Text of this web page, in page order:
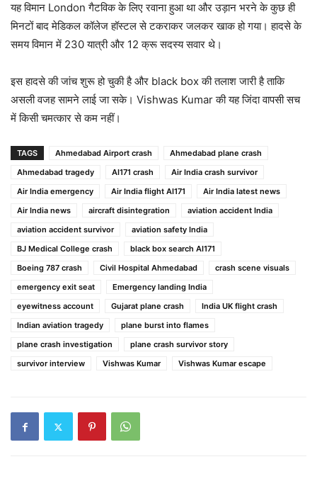
यह विमान London गैटविक के लिए रवाना हुआ था और उड़ान भरने के कुछ ही
मिनटों बाद मेडिकल कॉलेज हॉस्टल से टकराकर जलकर खाक हो गया। हादसे के
समय विमान में 230 यात्री और 12 क्रू सदस्य सवार थे।
इस हादसे की जांच शुरू हो चुकी है और black box की तलाश जारी है ताकि
असली वजह सामने लाई जा सके। Vishwas Kumar की यह जिंदा वापसी सच
में किसी चमत्कार से कम नहीं।
TAGS Ahmedabad Airport crash
Ahmedabad plane crash
Ahmedabad tragedy
AI171 crash
Air India crash survivor
Air India emergency
Air India flight AI171
Air India latest news
Air India news
aircraft disintegration
aviation accident India
aviation accident survivor
aviation safety India
BJ Medical College crash
black box search AI171
Boeing 787 crash
Civil Hospital Ahmedabad
crash scene visuals
emergency exit seat
Emergency landing India
eyewitness account
Gujarat plane crash
India UK flight crash
Indian aviation tragedy
plane burst into flames
plane crash investigation
plane crash survivor story
survivor interview
Vishwas Kumar Vishwas Kumar escape